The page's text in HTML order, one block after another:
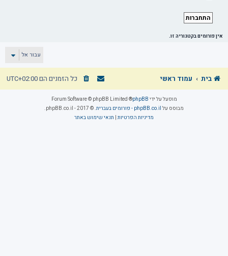
אין פורומים בקטגוריה זו.
עבור אל
בית עמוד ראשי כל הזמנים הםUTC+02:00
מופעל על ידי phpBB
® Forum Software © phpBB Limited
מבוסס על phpBB.co.il - פורומים בעברית
. © 2017 - phpBB.co.il.
מדיניות הפרטיות תנאי שימוש באתר